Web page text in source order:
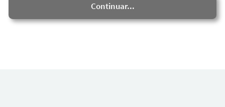
Continuar...